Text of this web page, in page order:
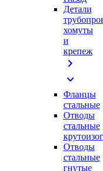
Детали
хомуты
и
крепеж
chevron_right
expand_more
Фланцы
стальные
Отводы
стальные
Отводы
стальные
гнутые